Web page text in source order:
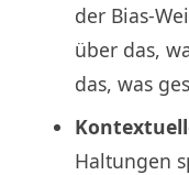
der Bias-
über das,
das, was
Haltungen